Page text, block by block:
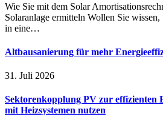
Wie Sie mit dem Solar
Solaranlage ermitteln Wollen Sie
in eine…
Altbausanierung für mehr
31. Juli 2026
Sektorenkopplung PV zur effizienten
mit Heizsystemen nutzen